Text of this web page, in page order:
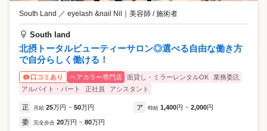
South Land ／ eyelash &nail Nil 美容師 / 施術者
South land
北摂トータルビューティーサロン◎選べる自由な働き方
で自分らしく働ける！
口コミあり ヘアカラー専門店 面貸し・ミラーレンタルOK
業務委託
アルバイト・パート
正社員 アシスタント
正 月給 25万円 ~ 50万円 ア 時給 1,400円 ~ 2,000円
委 完全歩合 20万円 ~ 80万円